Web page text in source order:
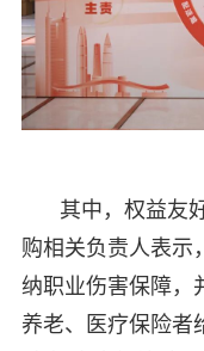
其中，权益友
购相关负责人表示
纳职业伤害保障，
养老、医疗保险者